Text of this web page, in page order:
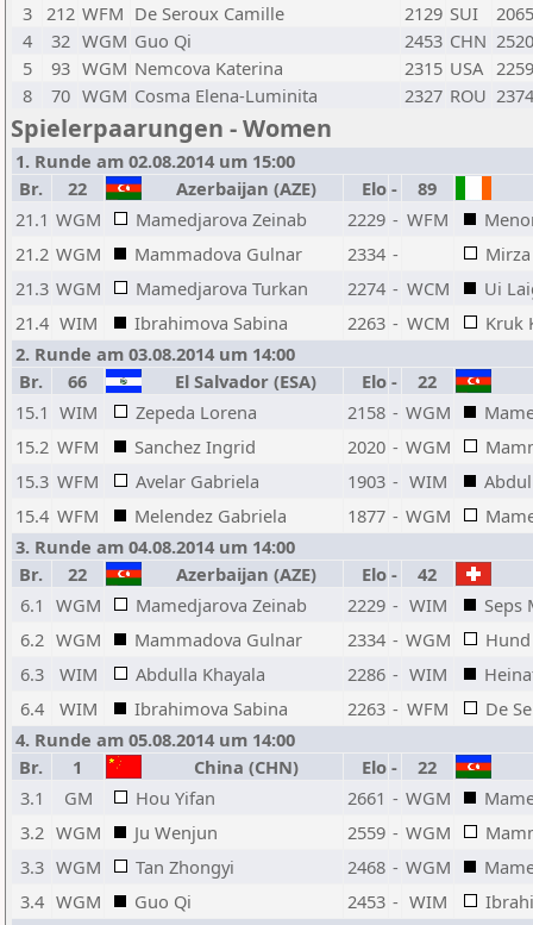
3 212 WFM De Seroux Camille 2129 SUI
2065
4
32 WGM Guo Qi 2453 CHN 2520
5
93 WGM Nemcova Katerina 2315 USA 2259
8
70 WGM Cosma Elena-Luminita 2327 ROU 2374
Spielerpaarungen - Women
1. Runde am 02.08.2014 um 15:00
Br.
22 Azerbaijan (AZE) Elo -
89
21.1 WGM Mamedjarova Zeinab 2229 - WFM
21.2 WGM Mammadova Gulnar 2334 -
21.3 WGM Mamedjarova Turkan 2274 - WCM
Ui
21.4 WIM Ibrahimova Sabina 2263 - WCM
Kruk
2. Runde am 03.08.2014 um 14:00
Br.
66 El Salvador (ESA) Elo -
22
15.1 WIM Zepeda Lorena 2158 - WGM
15.2 WFM Sanchez Ingrid 2020 - WGM
15.3 WFM Avelar Gabriela 1903 - WIM
15.4 WFM Melendez Gabriela 1877 - WGM
3. Runde am 04.08.2014 um 14:00
Br.
22 Azerbaijan (AZE) Elo -
42
6.1 WGM Mamedjarova Zeinab 2229 - WIM
Seps
6.2 WGM Mammadova Gulnar 2334 - WGM
6.3
WIM Abdulla Khayala 2286 - WIM
6.4
WIM Ibrahimova Sabina 2263 - WFM
De
4. Runde am 05.08.2014 um 14:00
Br.
1 China (CHN) Elo -
22
3.1
GM Hou Yifan 2661 - WGM
3.2 WGM Ju Wenjun 2559 - WGM
3.3 WGM Tan Zhongyi 2468 - WGM
3.4 WGM Guo Qi 2453 - WIM